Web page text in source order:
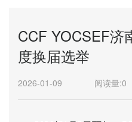
CCF YOCSEF济
度换届选举
2026-01-09 阅读量:0